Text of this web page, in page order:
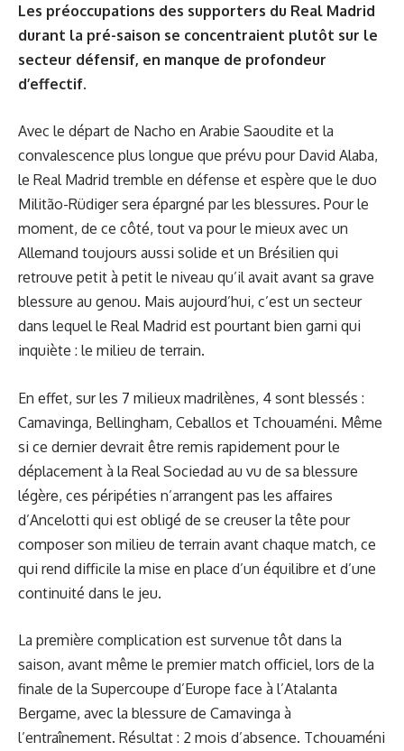
Les préoccupations des supporters du Real Madrid
durant la pré-saison se concentraient plutôt sur le
secteur défensif, en manque de profondeur
d’effectif.
Avec le départ de Nacho en Arabie Saoudite et la
convalescence plus longue que prévu pour David Alaba,
le Real Madrid tremble en défense et espère que le duo
Militão-Rüdiger sera épargné par les blessures. Pour le
moment, de ce côté, tout va pour le mieux avec un
Allemand toujours aussi solide et un Brésilien qui
retrouve petit à petit le niveau qu’il avait avant sa grave
blessure au genou. Mais aujourd’hui, c’est un secteur
dans lequel le Real Madrid est pourtant bien garni qui
inquiète : le milieu de terrain.
En effet, sur les 7 milieux madrilènes, 4 sont blessés :
Camavinga, Bellingham, Ceballos et Tchouaméni. Même
si ce dernier devrait être remis rapidement pour le
déplacement à la Real Sociedad au vu de sa blessure
légère, ces péripéties n’arrangent pas les affaires
d’Ancelotti qui est obligé de se creuser la tête pour
composer son milieu de terrain avant chaque match, ce
qui rend difficile la mise en place d’un équilibre et d’une
continuité dans le jeu.
La première complication est survenue tôt dans la
saison, avant même le premier match officiel, lors de la
finale de la Supercoupe d’Europe face à l’Atalanta
Bergame, avec la blessure de Camavinga à
l’entraînement. Résultat : 2 mois d’absence. Tchouaméni